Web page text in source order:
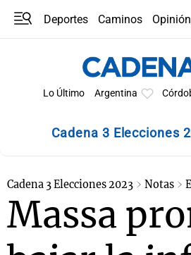
Deportes Caminos
Opinión
Lo Último Argentina
Cadena 3 Elecciones
Cadena 3 Elecciones 2023 Notas
Massa